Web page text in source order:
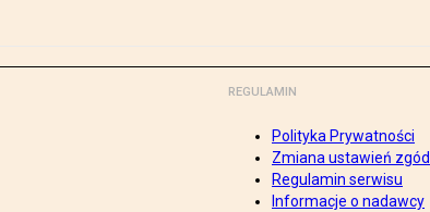
REGULAMIN
Polityka Prywatności
Zmiana ustawień zgód
Regulamin serwisu
Informacje o nadawcy